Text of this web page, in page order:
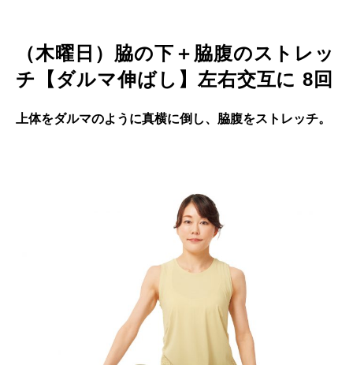
（木曜日）脇の下＋脇腹のストレッ
チ【ダルマ伸ばし】左右交互に 8回
上体をダルマのように真横に倒し、脇腹をストレッチ。